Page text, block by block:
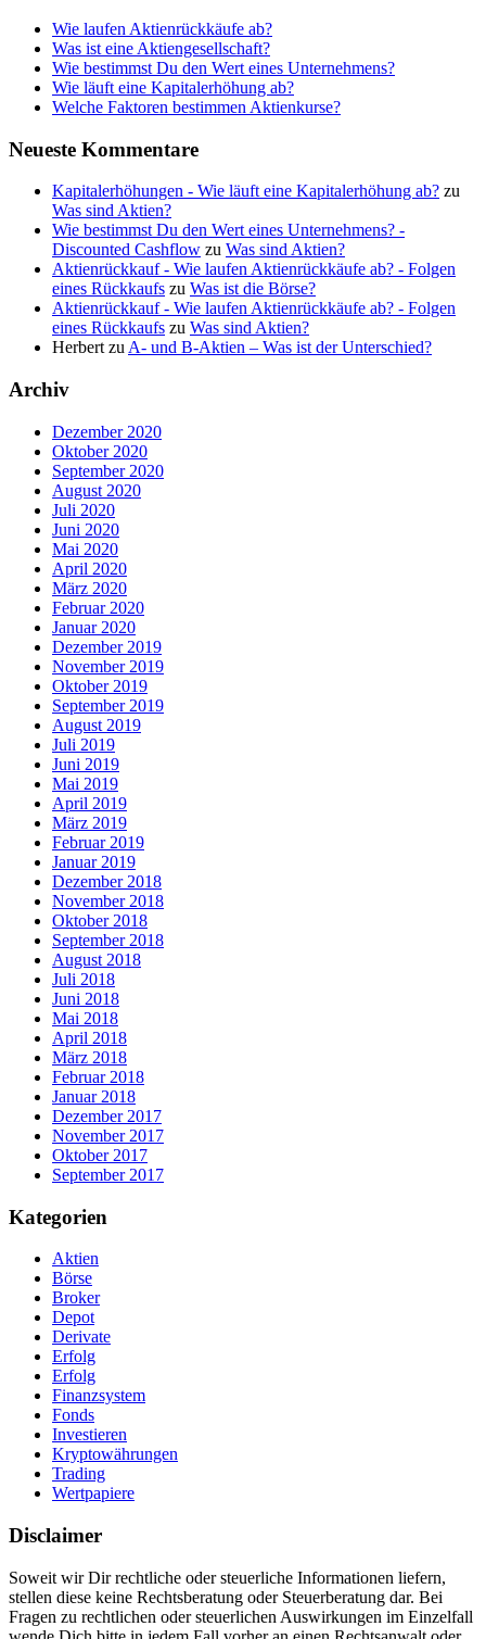
Wie laufen Aktienrückkäufe ab?
Was ist eine Aktiengesellschaft?
Wie bestimmst Du den Wert eines Unternehmens?
Wie läuft eine Kapitalerhöhung ab?
Welche Faktoren bestimmen Aktienkurse?
Neueste Kommentare
Kapitalerhöhungen - Wie läuft eine Kapitalerhöhung ab? zu
Was sind Aktien?
Wie bestimmst Du den Wert eines Unternehmens? -
Discounted Cashflow zu Was sind Aktien?
Aktienrückkauf - Wie laufen Aktienrückkäufe ab? - Folgen
eines Rückkaufs zu Was ist die Börse?
Aktienrückkauf - Wie laufen Aktienrückkäufe ab? - Folgen
eines Rückkaufs zu Was sind Aktien?
Herbert zu A- und B-Aktien – Was ist der Unterschied?
Archiv
Dezember 2020
Oktober 2020
September 2020
August 2020
Juli 2020
Juni 2020
Mai 2020
April 2020
März 2020
Februar 2020
Januar 2020
Dezember 2019
November 2019
Oktober 2019
September 2019
August 2019
Juli 2019
Juni 2019
Mai 2019
April 2019
März 2019
Februar 2019
Januar 2019
Dezember 2018
November 2018
Oktober 2018
September 2018
August 2018
Juli 2018
Juni 2018
Mai 2018
April 2018
März 2018
Februar 2018
Januar 2018
Dezember 2017
November 2017
Oktober 2017
September 2017
Kategorien
Aktien
Börse
Broker
Depot
Derivate
Erfolg
Erfolg
Finanzsystem
Fonds
Investieren
Kryptowährungen
Trading
Wertpapiere
Disclaimer
Soweit wir Dir rechtliche oder steuerliche Informationen liefern,
stellen diese keine Rechtsberatung oder Steuerberatung dar. Bei
Fragen zu rechtlichen oder steuerlichen Auswirkungen im Einzelfall